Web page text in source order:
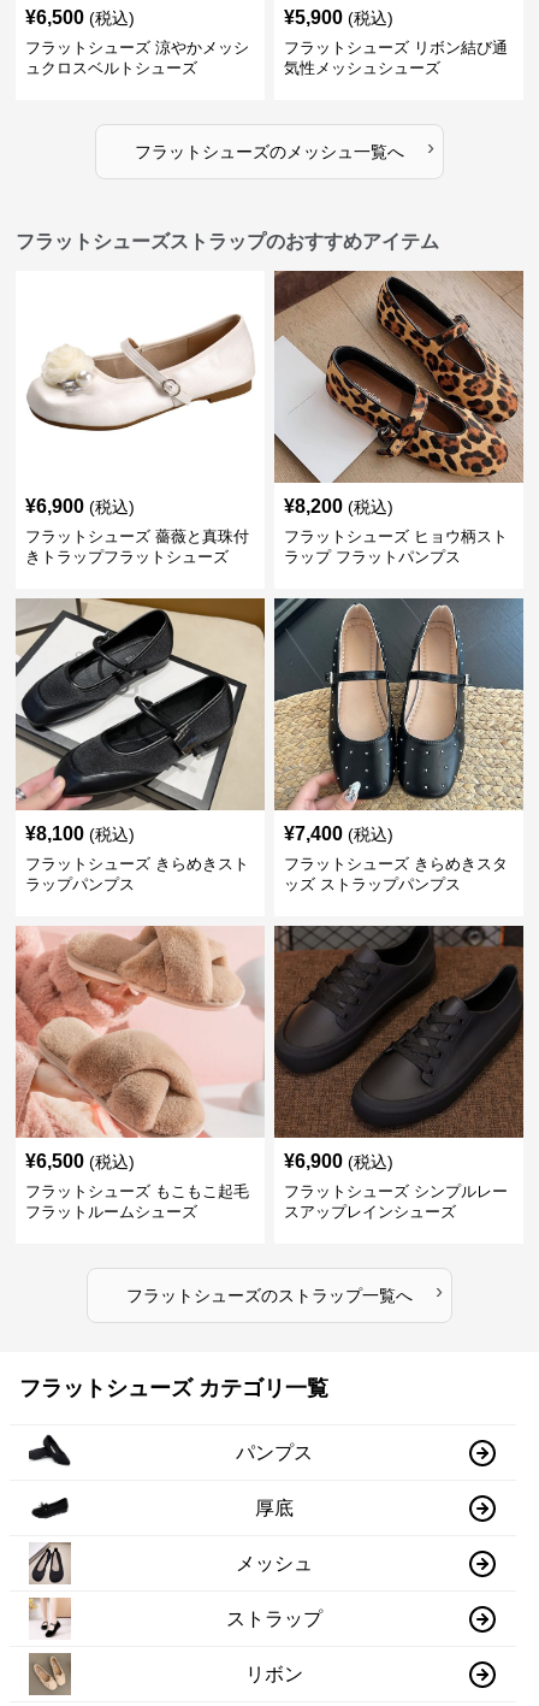
¥6,500 (税込)
フラットシューズ 涼やかメッシ
ュクロスベルトシューズ
¥5,900 (税込)
フラットシューズ リボン結び通
気性メッシュシューズ
フラットシューズのメッシュ 一覧へ ›
フラットシューズストラップのおすすめアイテム
¥6,900 (税込)
フラットシューズ 薔薇と真珠付
きトラップフラットシューズ
¥8,200 (税込)
フラットシューズ ヒョウ柄スト
ラップ フラットパンプス
¥8,100 (税込)
フラットシューズ きらめきスト
ラップパンプス
¥7,400 (税込)
フラットシューズ きらめきスタ
ッズ ストラップパンプス
¥6,500 (税込)
フラットシューズ もこもこ起毛
フラットルームシューズ
¥6,900 (税込)
フラットシューズ シンプルレー
スアップレインシューズ
フラットシューズのストラップ一覧へ ›
フラットシューズ カテゴリ一覧
パンプス
厚底
メッシュ
ストラップ
リボン